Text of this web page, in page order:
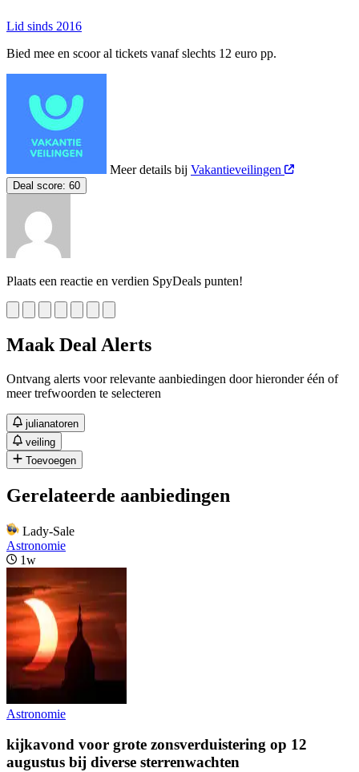
Lid sinds 2016
Bied mee en scoor al tickets vanaf slechts 12 euro pp.
Meer details bij Vakantieveilingen
Deal score: 60
Plaats een reactie en verdien SpyDeals punten!
Maak Deal Alerts
Ontvang alerts voor relevante aanbiedingen door hieronder één of
meer trefwoorden te selecteren
julianatoren
veiling
Toevoegen
Gerelateerde aanbiedingen
Lady-Sale
Astronomie
1w
Astronomie
kijkavond voor grote zonsverduistering op 12
augustus bij diverse sterrenwachten